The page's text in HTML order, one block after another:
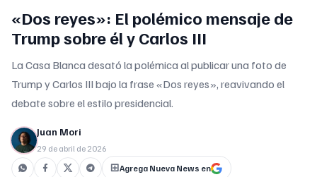
«Dos reyes»: El polémico mensaje de
Trump sobre él y Carlos III
La Casa Blanca desató la polémica al publicar una foto de
Trump y Carlos III bajo la frase «Dos reyes», reavivando el
debate sobre el estilo presidencial.
Juan Mori
29 de abril de 2026
Agrega Nueva News en